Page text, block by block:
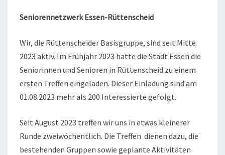
Seniorennetzwerk Essen-Rüttenscheid
Wir, die Rüttenscheider Basisgruppe, sind seit Mitte
2023 aktiv. Im Frühjahr 2023 hatte die Stadt Essen die
Seniorinnen und Senioren in Rüttenscheid zu einem
ersten Treffen eingeladen. Dieser Einladung sind am
01.08.2023 mehr als 200 Interessierte gefolgt.
Seit August 2023 treffen wir uns in etwas kleinerer
Runde zweiwöchentlich. Die Treffen dienen dazu, die
bestehenden Gruppen sowie geplante Aktivitäten